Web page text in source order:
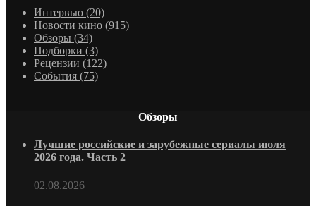
Интервью (20)
Новости кино (915)
Обзоры (34)
Подборки (3)
Рецензии (122)
События (75)
Обзоры
Лучшие российские и зарубежные сериалы июля
2026 года. Часть 2
02.08.2026